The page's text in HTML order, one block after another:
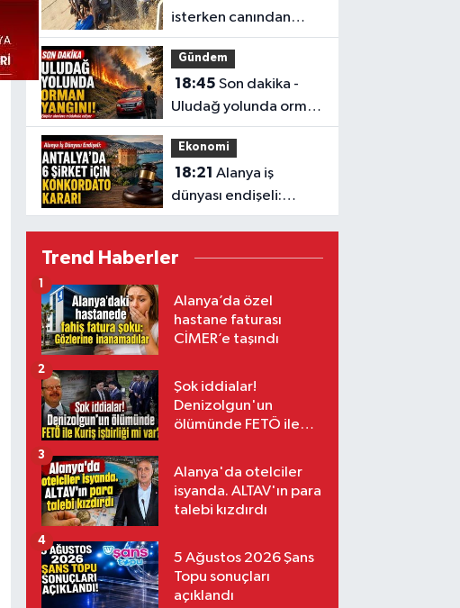
isterken canından
oldu
Gündem
18:45 Son dakika -
Uludağ yolunda orman
yangını!
Ekonomi
18:21 Alanya iş
dünyası endişeli:
Antalya'da 6 şirket
Trend Haberler
Alanya’da özel
hastane faturası
CİMER’e taşındı
1
Şok iddialar!
Denizolgun'un
ölümünde FETÖ ile
2
Alanya'da otelciler
isyanda. ALTAV'ın para
talebi kızdırdı
3
5 Ağustos 2026 Şans
Topu sonuçları
açıklandı
4